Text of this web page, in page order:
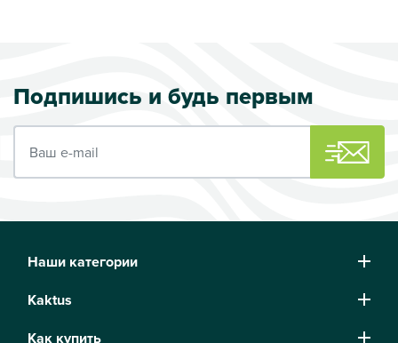
Подпишись и будь первым
Наши категории
Kaktus
Как купить